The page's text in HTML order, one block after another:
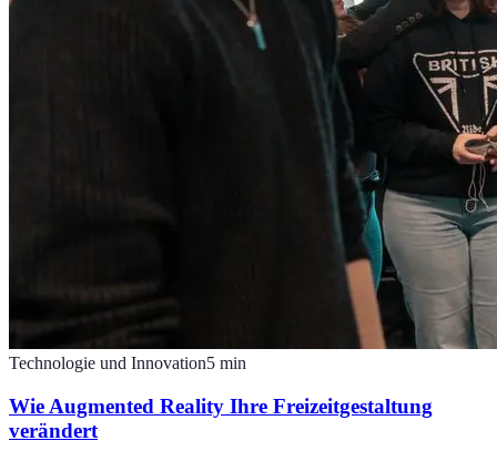
Technologie und Innovation5 min
Wie Augmented Reality Ihre Freizeitgestaltung
verändert